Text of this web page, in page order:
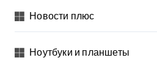
Новости плюс
Ноутбуки и планшеты